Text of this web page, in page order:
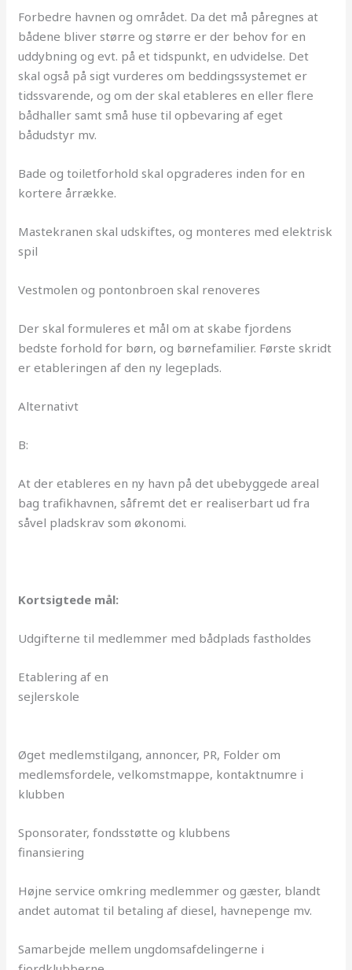
Forbedre havnen og området. Da det må påregnes at
bådene bliver større og større er der behov for en
uddybning og evt. på et tidspunkt, en udvidelse. Det
skal også på sigt vurderes om beddingssystemet er
tidssvarende, og om der skal etableres en eller flere
bådhaller samt små huse til opbevaring af eget
bådudstyr mv.
Bade og toiletforhold skal opgraderes inden for en
kortere årrække.
Mastekranen skal udskiftes, og monteres med elektrisk
spil
Vestmolen og pontonbroen skal renoveres
Der skal formuleres et mål om at skabe fjordens
bedste forhold for børn, og børnefamilier. Første skridt
er etableringen af den ny legeplads.
Alternativt
B:
At der etableres en ny havn på det ubebyggede areal
bag trafikhavnen, såfremt det er realiserbart ud fra
såvel pladskrav som økonomi.
Kortsigtede mål:
Udgifterne til medlemmer med bådplads fastholdes
Etablering af en
sejlerskole
Øget medlemstilgang, annoncer, PR, Folder om
medlemsfordele, velkomstmappe, kontaktnumre i
klubben
Sponsorater, fondsstøtte og klubbens
finansiering
Højne service omkring medlemmer og gæster, blandt
andet automat til betaling af diesel, havnepenge mv.
Samarbejde mellem ungdomsafdelingerne i